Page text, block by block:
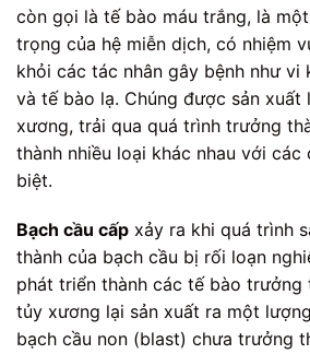
còn gọi là tế bào máu trắng, là
trọng của hệ miễn dịch, có nhiệm
khỏi các tác nhân gây bệnh như vi
và tế bào lạ. Chúng được sản
xương, trải qua quá trình trưởng
thành nhiều loại khác nhau với các
biệt.
Bạch cầu cấp xảy ra khi quá trình
thành của bạch cầu bị rối loạn
phát triển thành các tế bào trưởng
tủy xương lại sản xuất ra một
bạch cầu non (blast) chưa trưởng